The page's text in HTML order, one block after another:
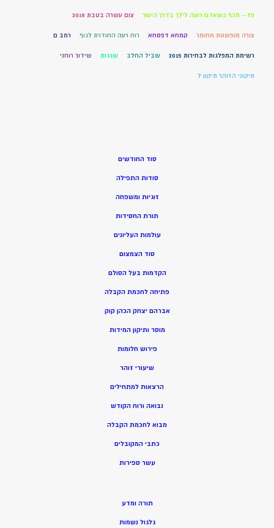
פז – תכף כשאדם רוצה לילך בדרך הישר צום עשרה בטבת 2018
צורה מופשטת מחומר קמחא דפסחא רוח רעה החודרת לגוף רמב ם
רשימת המפלגות לבחירות 2015 שביל החלב שגגות שידוך רוחני
תיקוני הזוהר תיקון ל
סוד החודשים
סודות התפילה
זוגיות ומשפחה
תורת החסידות
עולמות העליונים
סוד הצמצום
הקדמות בעל הסולם
פתיחה לחכמת הקבלה
אברהם יצחק הכהן קוק
מוסר ותיקון המידות
פירוש חלומות
שיעורי זוהר
הרצאות למתחילים
נבואה ורוח הקודש
מבוא לחכמת הקבלה
כתבי המקובלים
עשר ספירות
תורה ומדע
גלגול נשמות